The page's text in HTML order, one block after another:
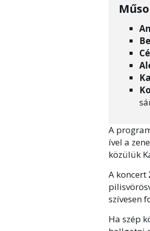
A
ível a
közülük
A koncert
szívesen
Ha szép